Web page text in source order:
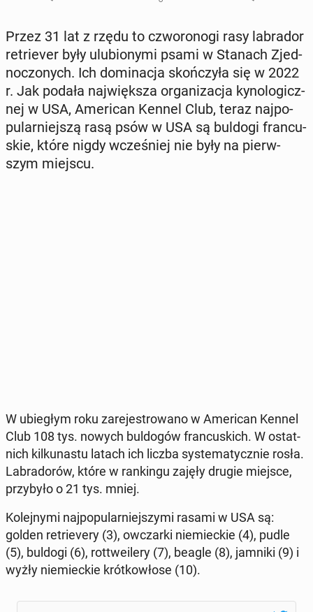
Przez 31 lat z rzędu to czwo­ro­no­gi rasy la­bra­dor
re­trie­ver były ulu­bio­ny­mi psami w Stanach Zjed­
no­czo­nych. Ich do­mi­na­cja skoń­czy­ła się w 2022
r. Jak podała naj­więk­sza or­ga­ni­za­cja ky­no­lo­gicz­
nej w USA, Ame­ri­can Kennel Club, teraz naj­po­
pu­lar­niej­szą rasą psów w USA są buldogi fran­cu­
skie, które nigdy wcze­śniej nie były na pierw­
szym miejscu.
W ubie­głym roku za­re­je­stro­wa­no w Ame­ri­can Kennel
Club 108 tys. nowych bul­do­gów fran­cu­skich. W ostat­
nich kil­ku­na­stu latach ich liczba sys­te­ma­tycz­nie rosła.
La­bra­do­rów, które w ran­kin­gu zajęły drugie miejsce,
przy­by­ło o 21 tys. mniej.
Ko­lej­ny­mi naj­po­pu­lar­niej­szy­mi rasami w USA są:
golden re­trie­ve­ry (3), owczar­ki nie­miec­kie (4), pudle
(5), buldogi (6), rot­twe­ile­ry (7), beagle (8), jamniki (9) i
wyżły nie­miec­kie krót­ko­wło­se (10).